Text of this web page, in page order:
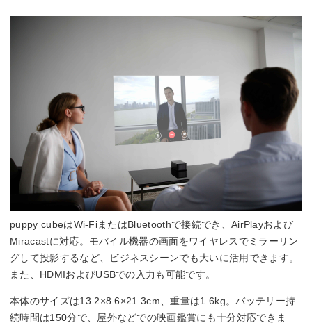
puppy cubeはWi-FiまたはBluetoothで接続でき、AirPlayおよび
Miracastに対応。モバイル機器の画面をワイヤレスでミラーリン
グして投影するなど、ビジネスシーンでも大いに活用できます。
また、HDMIおよびUSBでの入力も可能です。
本体のサイズは13.2×8.6×21.3cm、重量は1.6kg。バッテリー持
続時間は150分で、屋外などでの映画鑑賞にも十分対応できま